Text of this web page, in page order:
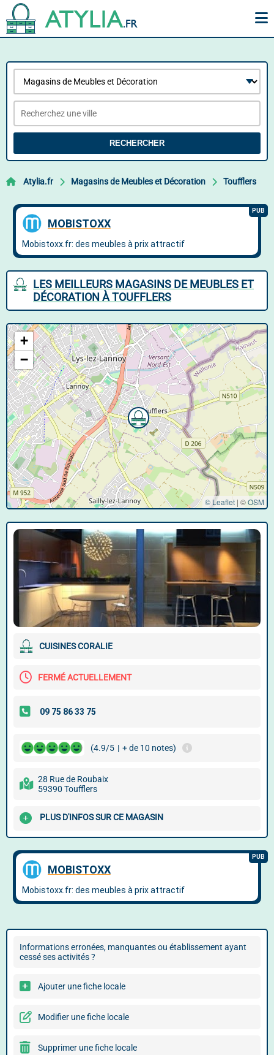
RECHERCHER
Atylia.fr Magasins de Meubles et Décoration Toufflers
LES MEILLEURS MAGASINS DE MEUBLES ET
DÉCORATION À TOUFFLERS
+
−
© Leaflet | ©OSM
CUISINES CORALIE
FERMÉ ACTUELLEMENT
(4.9/5 | + de 10 notes)
28 Rue de Roubaix
59390 Toufflers
PLUS D'INFOS SUR CE MAGASIN
Informations erronées, manquantes ou établissement ayant
cessé ses activités ?
Ajouter une fiche locale
Modifier une fiche locale
Supprimer une fiche locale